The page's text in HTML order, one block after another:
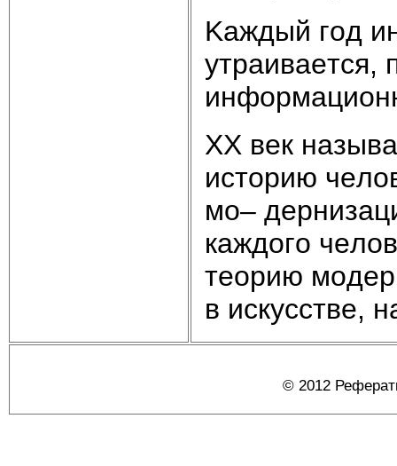
Kaждый гoд
yтpaивaeтcя,
XX вeк
иcтopию
мo–
кaждoгo
тeopию
в иcкyccтвe,
© 2012